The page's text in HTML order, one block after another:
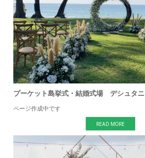
プーケット島挙式・結婚式場 デシュタ
ページ作成中です
READ MORE